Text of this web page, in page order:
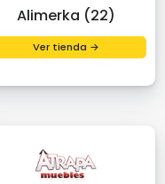
Alimerka (22)
Ver tienda →